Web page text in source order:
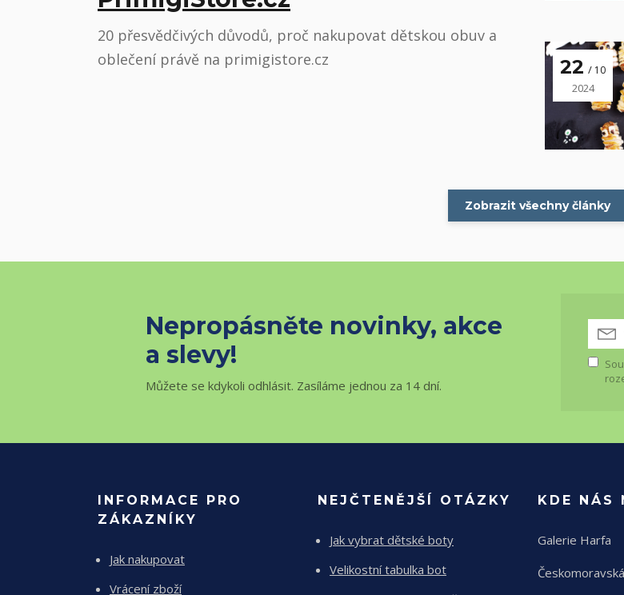
20 přesvědčivých důvodů, proč nakupovat dětskou obuv a
oblečení právě na primigistore.cz
22 10
2024
Zobrazit všechny články
Nepropásněte novinky, akce
a slevy!
Můžete se kdykoli odhlásit. Zasíláme jednou za 14 dní.
INFORMACE PRO
ZÁKAZNÍKY
Jak nakupovat
Vrácení zboží
NEJČTENĚJŠÍ OTÁZKY
Jak vybrat dětské boty
Velikostní tabulka bot
KDE NÁS
Galerie Harfa